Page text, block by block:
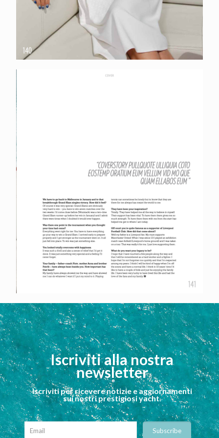
Iscriviti alla nostra
newsletter
Iscriviti per ricevere notizie e aggiornamenti
sui nostri prestigiosi yacht.